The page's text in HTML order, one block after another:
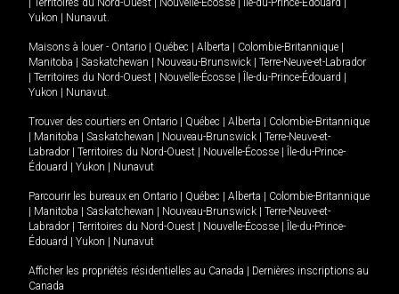
Territoires du Nord-Ouest Nouvelle-Écosse Île-du-Prince-Édouard
Yukon
Nunavut.
Maisons à louer - Ontario Québec Alberta Colombie-Britannique
Manitoba
Saskatchewan Nouveau-Brunswick
Terre-Neuve-et-Labrador
Territoires du Nord-Ouest Nouvelle-Écosse Île-du-Prince-Édouard
Yukon
Nunavut.
Trouver des courtiers en Ontario Québec Alberta
Colombie-Britannique
Manitoba Saskatchewan Nouveau-Brunswick
Terre-Neuve-et-
Labrador
Territoires du Nord-Ouest Nouvelle-Écosse
Île-du-Prince-
Édouard
Yukon Nunavut
Parcourir les bureaux en Ontario Québec Alberta
Colombie-Britannique
Manitoba Saskatchewan Nouveau-Brunswick
Terre-Neuve-et-
Labrador
Territoires du Nord-Ouest Nouvelle-Écosse
Île-du-Prince-
Édouard
Yukon Nunavut
Afficher les propriétés résidentielles au Canada
Dernières inscriptions au
Canada